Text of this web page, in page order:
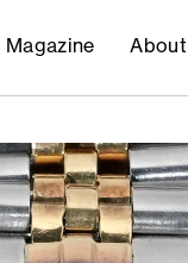
Magazine About